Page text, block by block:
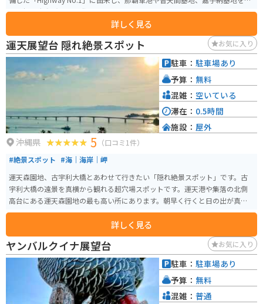
ぶ沖縄の大動脈として発展しました。かつては軍用道路として滑走路利用も
想定されていた背景を持ち、復帰後に大規模な改良が進められ現在の快走路
となっています。 周辺は手つかずの自然が広がり、最北端到達の達成感も味
わえるためツーリングの目的地として人気。道中は海岸線やワインディング
が続くため、景色を楽しみながら走れるのも魅力です。
詳しく見る
運天展望台 隠れ絶景スポット お気に入り
沖縄県 5 （口コミ1件）
#絶景スポット #海｜海岸｜岬
運天森園地、古宇利大橋とあわせて行きたい「隠れ絶景スポット」です。古
宇利大橋の遠景を真横から観れる超穴場スポットです。運天港や集落の北側
高台にある運天森園地の最も高い所にあります。朝早く行くと日の出が真正
面に見られます。
詳しく見る
駐車： 駐車場あり
予算： 無料
混雑： 空いている
滞在： 0.5時間
施設： 屋外
ヤンバルクイナ展望台 お気に入り
駐車： 駐車場あり
予算： 無料
混雑： 普通